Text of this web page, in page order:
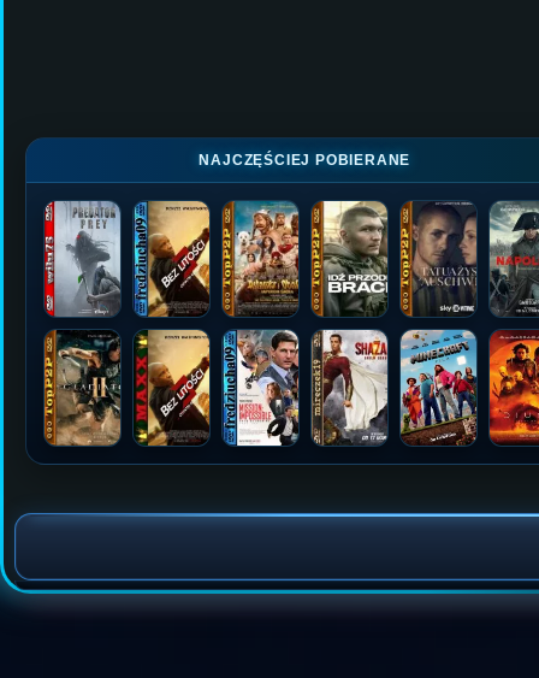
NAJCZĘŚCIEJ POBIERANE